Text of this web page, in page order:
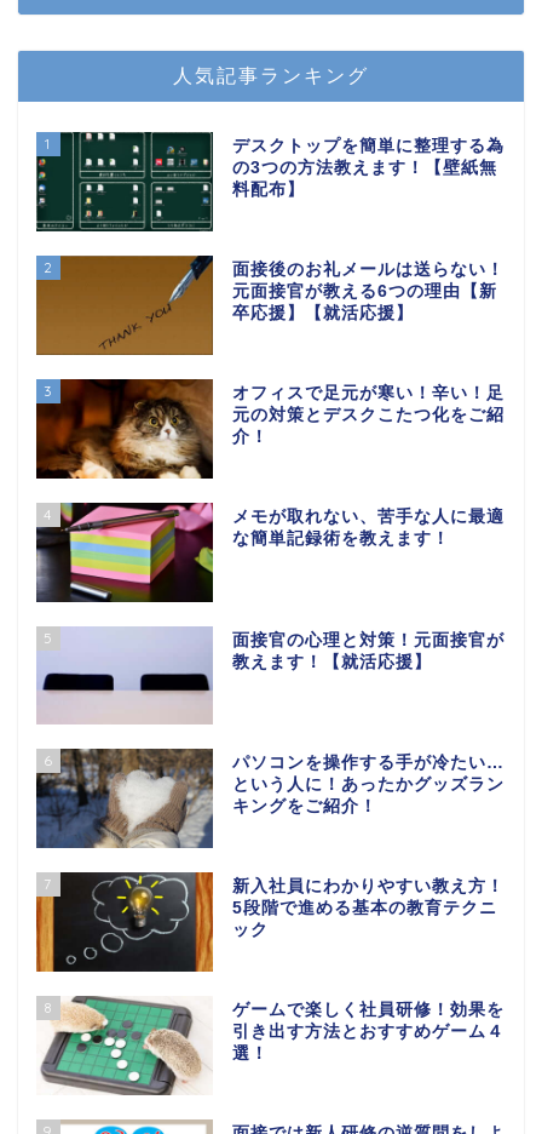
人気記事ランキング
1
デスクトップを簡単に整理する為
の3つの方法教えます！【壁紙無
料配布】
2
面接後のお礼メールは送らない！
元面接官が教える6つの理由【新
卒応援】【就活応援】
3
オフィスで足元が寒い！辛い！足
元の対策とデスクこたつ化をご紹
介！
4
メモが取れない、苦手な人に最適
な簡単記録術を教えます！
5
面接官の心理と対策！元面接官が
教えます！【就活応援】
6
パソコンを操作する手が冷たい…
という人に！あったかグッズラン
キングをご紹介！
7
新入社員にわかりやすい教え方！
5段階で進める基本の教育テクニ
ック
8
ゲームで楽しく社員研修！効果を
引き出す方法とおすすめゲーム４
選！